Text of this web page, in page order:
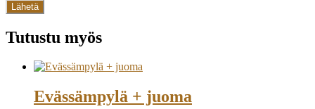
Tutustu myös
Evässämpylä + juoma